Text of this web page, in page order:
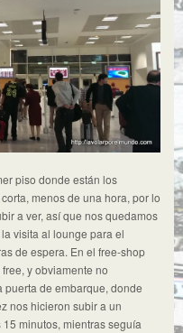
piso donde están los
menos de una hora, por lo
a ver, así que nos quedamos
visita al lounge para el
de espera. En el free-shop
y obviamente no
puerta de embarque, donde
nos hicieron subir a un
minutos, mientras seguía